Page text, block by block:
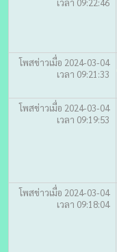
เวลา 09:22:46
โพสข่าวเมื่อ 2024-03-04
เวลา 09:21:33
โพสข่าวเมื่อ 2024-03-04
เวลา 09:19:53
โพสข่าวเมื่อ 2024-03-04
เวลา 09:18:04